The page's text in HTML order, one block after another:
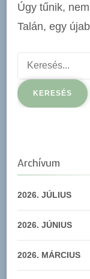
Úgy tűnik,
Talán, egy
Archívum
2026. JÚLIUS
2026. JÚNIUS
2026. MÁRCIUS